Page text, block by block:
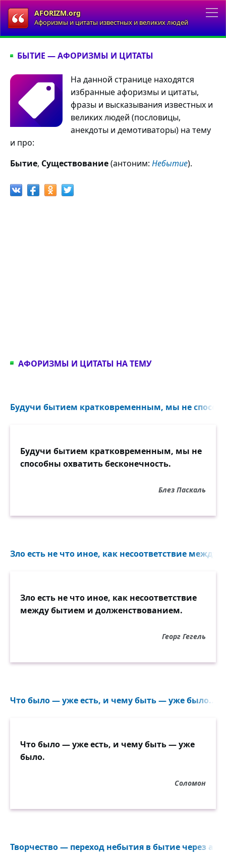
AFORIZM.org
Афоризмы и цитаты известных и великих людей
БЫТИЕ — АФОРИЗМЫ И ЦИТАТЫ
На данной странице находятся
избранные афоризмы и цитаты,
фразы и высказывания известных и
великих людей (пословицы,
анекдоты и демотиваторы) на тему
и про:
Бытие, Существование(антоним: Небытие).
АФОРИЗМЫ И ЦИТАТЫ НА ТЕМУ
Будучи бытием кратковременным, мы не
Будучи бытием кратковременным, мы не
способны охватить бесконечность.
Блез Паскаль
Зло есть не что иное, как несоответствие
Зло есть не что иное, как несоответствие
между бытием и долженствованием.
Георг Гегель
Что было — уже есть, и чему быть — уже было...
Что было — уже есть, и чему быть — уже
было.
Соломон
Творчество — переход небытия в бытие через